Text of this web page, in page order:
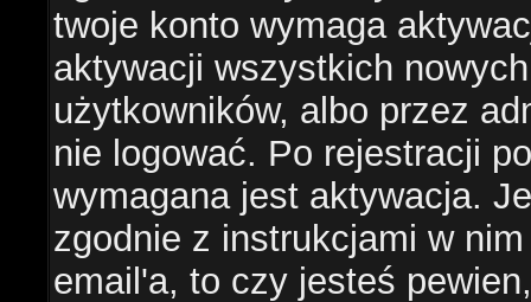
twoje konto wymaga
aktywacji wszystkich
użytkowników, albo przez
nie logować. Po rejestracji
wymagana jest aktywacja.
zgodnie z instrukcjami w
email'a, to czy jesteś